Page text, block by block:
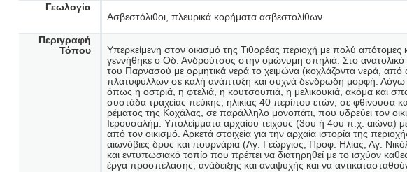
Γεωλογία
Ασβεστόλιθοι, πλευρικά κορήματα ασβεστολίθων
Περιγραφή
Τόπου
Υπερκείμενη στον οικισμό της Τιθορέας περιοχή με πολύ
γεννήθηκε ο Οδ. Ανδρούτσος στην ομώνυμη σπηλιά. Στο ανατολικό
του Παρνασού με ορμητικά νερά το χειμώνα (κοχλάζοντα νερά,
πλατυφύλλων σε καλή ανάπτυξη και συχνά δενδρώδη μορφή. Λόγω
όπως η οστριά, η φτελιά, η κουτσουπιά, η μελικουκιά, ακόμα και
συστάδα τραχείας πεύκης, ηλικίας 40 περίπου ετών, σε φθίνουσα
ρέματος της Κοχάλας, σε παράλληλο μονοπάτι, που υδρεύει τον
Ιερουσαλήμ. Υπολείμματα αρχαίου τείχους (3ου ή 4ου π.χ. αιώνα)
από τον οικισμό. Αρκετά στοιχεία για την αρχαία ιστορία της
αιωνόβιες δρυς και πουρνάρια (Αγ. Γεώργιος, Προφ. Ηλίας, Αγ.
και εντυπωσιακό τοπίο που πρέπει να διατηρηθεί με το ισχύον
έργα προσπέλασης, ανάδειξης και αναψυχής και να